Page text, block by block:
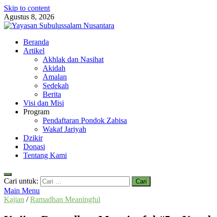
Skip to content
Agustus 8, 2026
Yayasan Subulussalam Nusantara
Yayasan Subulussalam Nusantara – Rumah Tahfidz Zabisa (Zaid
Beranda
Artikel
Akhlak dan Nasihat
Akidah
Amalan
Sedekah
Berita
Visi dan Misi
Program
Pendaftaran Pondok Zabisa
Wakaf Jariyah
Dzikir
Donasi
Tentang Kami
Cari untuk:
Main Menu
Kajian /Ramadhan Meaningful